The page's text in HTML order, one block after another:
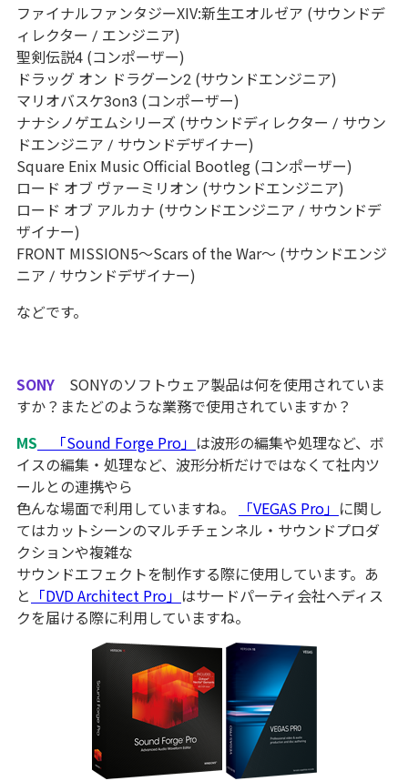
ファイナルファンタジーXIV:新生エオルゼア (サウンドデ
ィレクター / エンジニア)
聖剣伝説4 (コンポーザー)
ドラッグ オン ドラグーン2 (サウンドエンジニア)
マリオバスケ3on3 (コンポーザー)
ナナシノゲエムシリーズ (サウンドディレクター / サウン
ドエンジニア / サウンドデザイナー)
Square Enix Music Official Bootleg (コンポーザー)
ロード オブ ヴァーミリオン (サウンドエンジニア)
ロード オブ アルカナ (サウンドエンジニア / サウンドデ
ザイナー)
FRONT MISSION5〜Scars of the War〜 (サウンドエンジ
ニア / サウンドデザイナー)
などです。
SONY SONYのソフトウェア製品は何を使用されていま
すか？またどのような業務で使用されていますか？
MS 「Sound Forge Pro」 は波形の編集や処理など、ボ
イスの編集・処理など、波形分析だけではなくて社内ツ
ールとの連携やら
色んな場面で利用していますね。
「VEGAS Pro」 に関し
てはカットシーンのマルチチェンネル・サウンドプロダ
クションや複雑な
サウンドエフェクトを制作する際に使用しています。あ
と 「DVD Architect Pro」 はサードパーティ会社へディス
クを届ける際に利用していますね。